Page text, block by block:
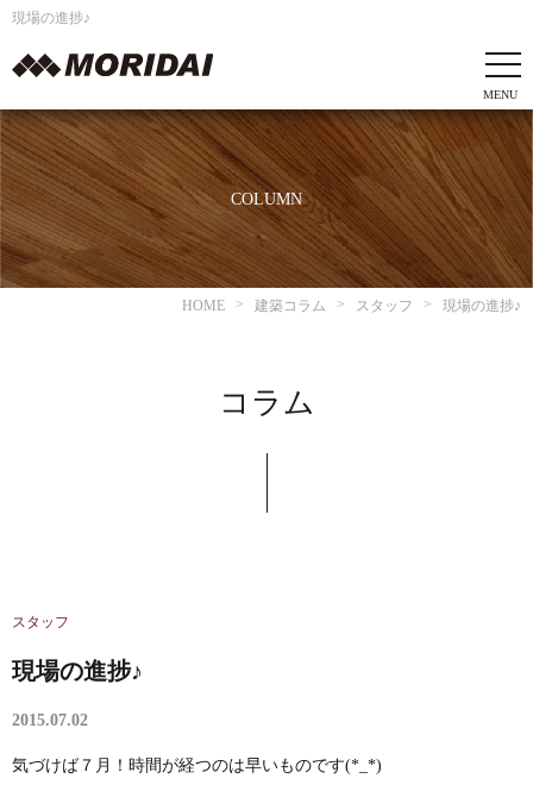
現場の進捗♪
COLUMN
HOME 建築コラム スタッフ 現場の進捗♪
コラム
スタッフ
現場の進捗♪
2015.07.02
気づけば７月！時間が経つのは早いものです(*_*)